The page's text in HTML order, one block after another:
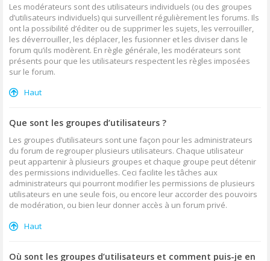
Les modérateurs sont des utilisateurs individuels (ou des groupes
d’utilisateurs individuels) qui surveillent régulièrement les forums. Ils
ont la possibilité d’éditer ou de supprimer les sujets, les verrouiller,
les déverrouiller, les déplacer, les fusionner et les diviser dans le
forum qu’ils modèrent. En règle générale, les modérateurs sont
présents pour que les utilisateurs respectent les règles imposées
sur le forum.
Haut
Que sont les groupes d’utilisateurs ?
Les groupes d’utilisateurs sont une façon pour les administrateurs
du forum de regrouper plusieurs utilisateurs. Chaque utilisateur
peut appartenir à plusieurs groupes et chaque groupe peut détenir
des permissions individuelles. Ceci facilite les tâches aux
administrateurs qui pourront modifier les permissions de plusieurs
utilisateurs en une seule fois, ou encore leur accorder des pouvoirs
de modération, ou bien leur donner accès à un forum privé.
Haut
Où sont les groupes d’utilisateurs et comment puis-je en